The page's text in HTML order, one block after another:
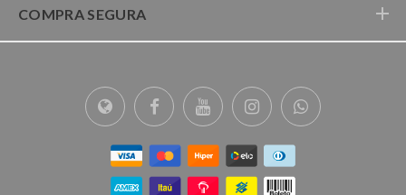
COMPRA SEGURA